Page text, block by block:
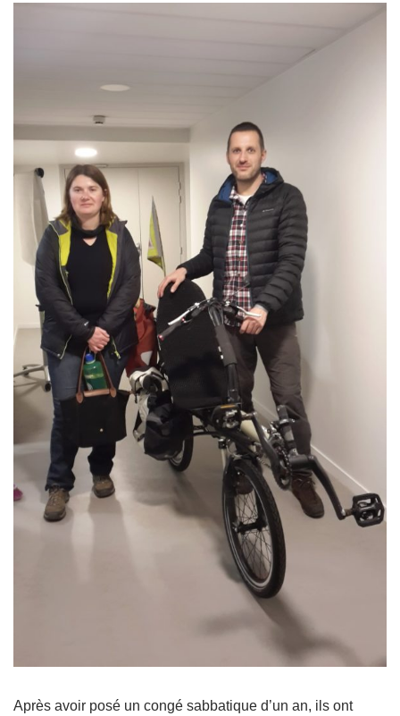
Après avoir posé un congé sabbatique d’un an, ils ont